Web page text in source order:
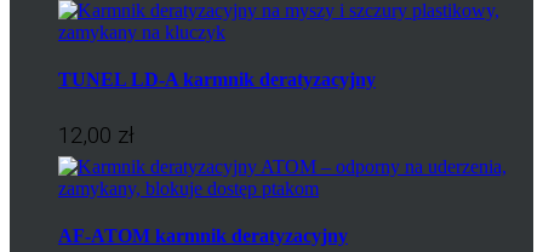
TUNEL LD-A karmnik deratyzacyjny
12,00 zł
AF-ATOM karmnik deratyzacyjny